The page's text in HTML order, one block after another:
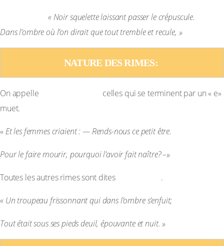
« Noir squelette laissant passer le crépuscule.
Dans l’ombre où l’on dirait que tout tremble et recule, »
NATURE DES RIMES:
On appelle
celles qui se terminent par un « e»
muet.
« Et les femmes criaient : — Rends-nous ce petit être.
Pour le faire mourir, pourquoi l’avoir fait naître? –»
Toutes les autres rimes sont dites .
« Un troupeau frissonnant qui dans l’ombre s’enfuit;
Tout était sous ses pieds deuil, épouvante et nuit. »